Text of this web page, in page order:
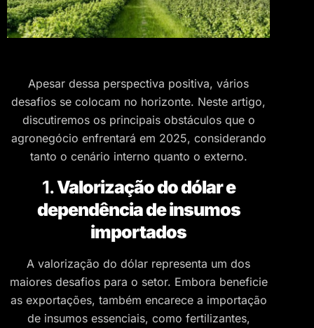
Apesar dessa perspectiva positiva, vários
desafios se colocam no horizonte. Neste artigo,
discutiremos os principais obstáculos que o
agronegócio enfrentará em 2025, considerando
tanto o cenário interno quanto o externo.
1.Valorização do dólar e
dependência de insumos
importados
A valorização do dólar representa um dos
maiores desafios para o setor. Embora beneficie
as exportações, também encarece a importação
de insumos essenciais, como fertilizantes,